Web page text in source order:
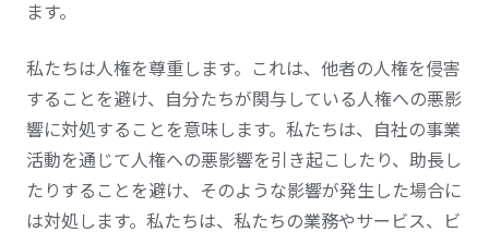
ます。
私たちは人権を尊重します。これは、他者の人権を侵害
することを避け、自分たちが関与している人権への悪影
響に対処することを意味します。私たちは、自社の事業
活動を通じて人権への悪影響を引き起こしたり、助長し
たりすることを避け、そのような影響が発生した場合に
は対処します。私たちは、私たちの業務やサービス、ビ